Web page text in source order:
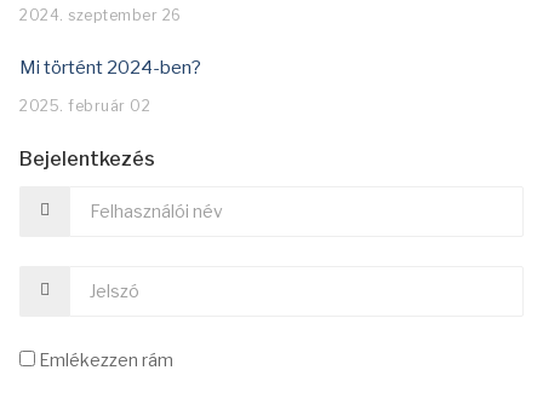
2024. szeptember 26
Mi történt 2024-ben?
2025. február 02
Bejelentkezés
Emlékezzen rám